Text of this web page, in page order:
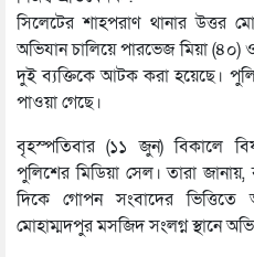
সিলেটের শাহপরাণ থানার উত্তর
অভিযান চালিয়ে পারভেজ মিয়া
দুই ব্যক্তিকে আটক করা হয়েছে।
পাওয়া গেছে।
বৃহস্পতিবার (১১ জুন) বিকালে
পুলিশের মিডিয়া সেল। তারা
দিকে গোপন সংবাদের ভিত্তিতে
মোহাম্মদপুর মসজিদ সংলগ্ন স্থানে